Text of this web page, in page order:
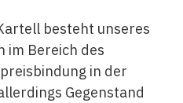
besteht unseres
im Bereich des
in der
Gegenstand